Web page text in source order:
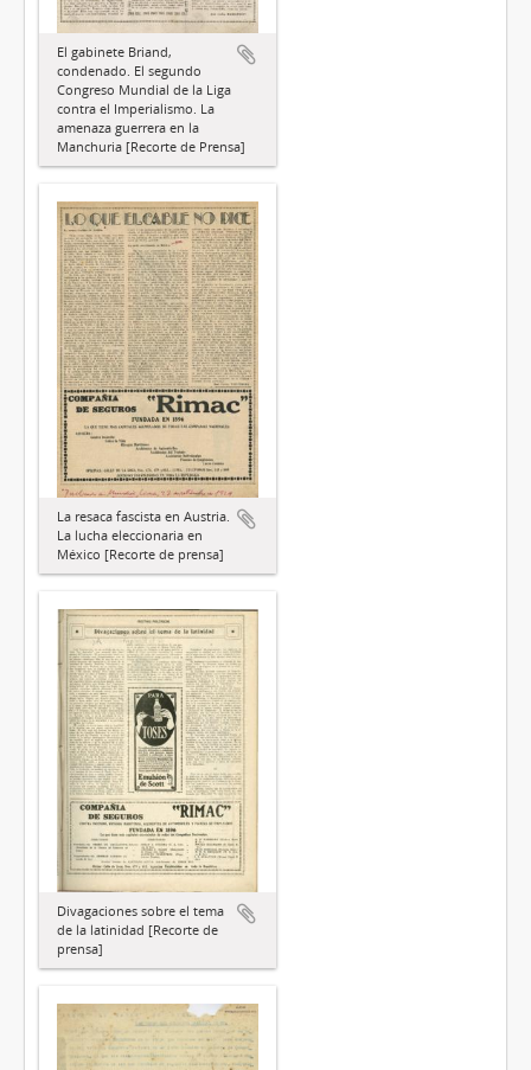
El gabinete Briand,
condenado. El segundo
Congreso Mundial de la Liga
contra el Imperialismo. La
amenaza guerrera en la
Manchuria [Recorte de Prensa]
La resaca fascista en Austria.
La lucha eleccionaria en
México [Recorte de prensa]
Divagaciones sobre el tema
de la latinidad [Recorte de
prensa]